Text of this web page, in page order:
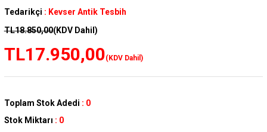
Tedarikçi : Kevser Antik Tesbih
TL18.850,00(KDV Dahil)
TL17.950,00(KDV Dahil)
Toplam Stok Adedi : 0
Stok Miktarı : 0